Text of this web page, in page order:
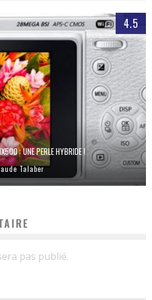
4.5
: UNE PERLE HYBRIDE !
Talaber
pas publié.